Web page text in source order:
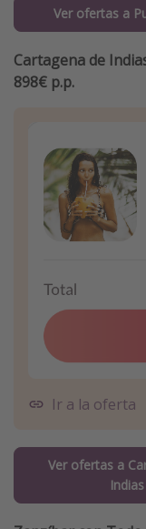
Ver ofertas a
Cartagena de
898€ p.p.
Ir a la oferta
Ver ofertas a
Indias